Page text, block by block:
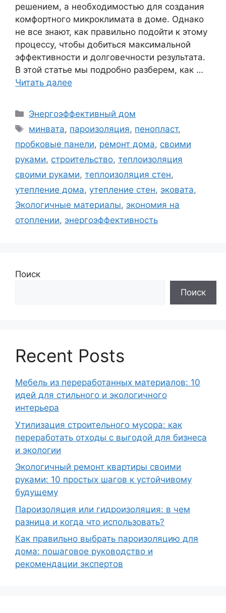
решением, а необходимостью для создания
комфортного микроклимата в доме. Однако
не все знают, как правильно подойти к этому
процессу, чтобы добиться максимальной
эффективности и долговечности результата.
В этой статье мы подробно разберем, как …
Читать далее
Рубрики
Энергоэффективный дом
Метки
минвата, пароизоляция, пенопласт,
пробковые панели, ремонт дома, своими
руками, строительство, теплоизоляция
своими руками, теплоизоляция стен,
утепление дома, утепление стен, эковата,
Экологичные материалы, экономия на
отоплении, энергоэффективность
Поиск
Поиск
Recent Posts
Мебель из переработанных материалов: 10
идей для стильного и экологичного
интерьера
Утилизация строительного мусора: как
переработать отходы с выгодой для бизнеса
и экологии
Экологичный ремонт квартиры своими
руками: 10 простых шагов к устойчивому
будущему
Пароизоляция или гидроизоляция: в чем
разница и когда что использовать?
Как правильно выбрать пароизоляцию для
дома: пошаговое руководство и
рекомендации экспертов